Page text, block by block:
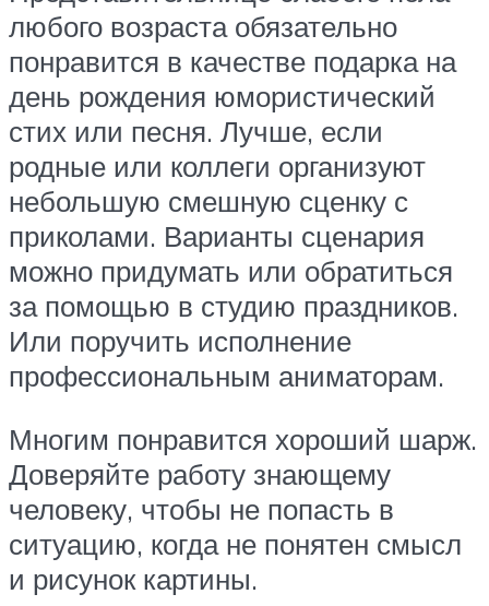
любого возраста обязательно
понравится в качестве подарка на
день рождения юмористический
стих или песня. Лучше, если
родные или коллеги организуют
небольшую смешную сценку с
приколами. Варианты сценария
можно придумать или обратиться
за помощью в студию праздников.
Или поручить исполнение
профессиональным аниматорам.
Многим понравится хороший шарж.
Доверяйте работу знающему
человеку, чтобы не попасть в
ситуацию, когда не понятен смысл
и рисунок картины.